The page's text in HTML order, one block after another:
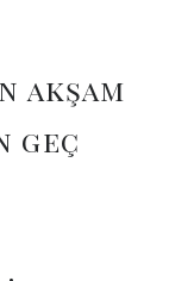
akşam
geç